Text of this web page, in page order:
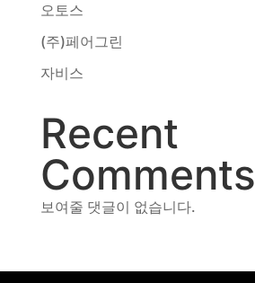
오토스
(주)페어그린
자비스
Recent
Comments
보여줄 댓글이 없습니다.